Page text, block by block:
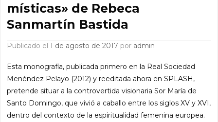
místicas» de Rebeca
Sanmartín Bastida
Publicado el1 de agosto de 2017 por admin
Esta monografía, publicada primero en la Real Sociedad
Menéndez Pelayo (2012) y reeditada ahora en SPLASH,
pretende situar a la controvertida visionaria Sor María de
Santo Domingo, que vivió a caballo entre los siglos XV y XVI,
dentro del contexto de la espiritualidad femenina europea.